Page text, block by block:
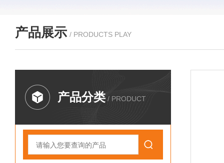
产品展示 / PRODUCTS PLAY
产品分类 / PRODUCT